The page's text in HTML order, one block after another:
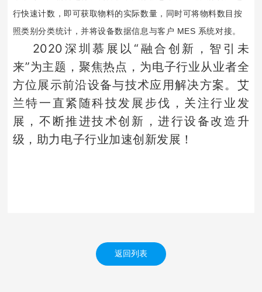
行快速计数，即可获取物料的实际数量，同时可将物料数目按
照类别分类统计，并将设备数据信息与客户 MES 系统对接。
2020深圳慕展以“融合创新，智引未
来”为主题，聚焦热点，为电子行业从业者全
方位展示前沿设备与技术应用解决方案。艾
兰特一直紧随科技发展步伐，关注行业发
展，不断推进技术创新，进行设备改造升
级，助力电子行业加速创新发展！
返回列表